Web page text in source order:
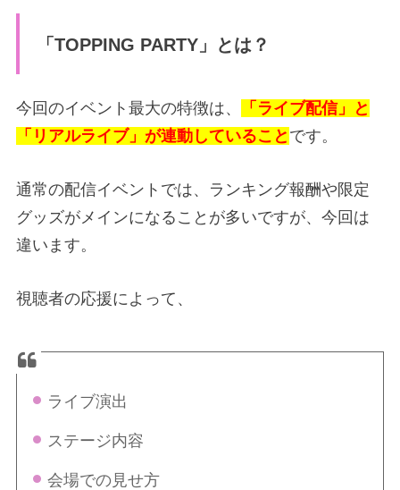
「TOPPING PARTY」とは？
今回のイベント最大の特徴は、
「ライブ配信」と
「リアルライブ」が連動していること です。
通常の配信イベントでは、ランキング報酬や限定
グッズがメインになることが多いですが、今回は
違います。
視聴者の応援によって、
ライブ演出
ステージ内容
会場での見せ方